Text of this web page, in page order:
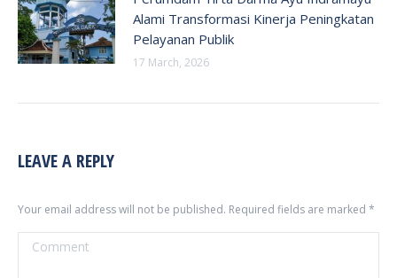
Alami Transformasi Kinerja Peningkatan
Pelayanan Publik
17 March, 2026
LEAVE A REPLY
Your email address will not be published. Required fields are marked *
Comment